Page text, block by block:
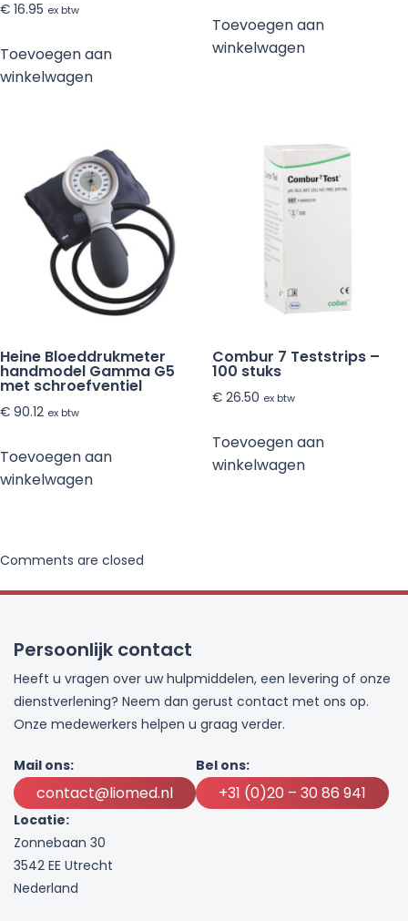
€ 16.95 ex btw
Toevoegen aan
winkelwagen
Toevoegen aan
winkelwagen
Heine Bloeddrukmeter
handmodel Gamma G5
met schroefventiel
€ 90.12 ex btw
Toevoegen aan
winkelwagen
Combur 7 Teststrips –
100 stuks
€26.50 ex btw
Toevoegen aan
winkelwagen
Comments are closed
Persoonlijk contact
Heeft u vragen over uw hulpmiddelen, een levering of onze
dienstverlening? Neem dan gerust contact met ons op.
Onze medewerkers helpen u graag verder.
Mail ons:
contact@liomed.nl
Bel ons:
+31 (0)20 – 30 86 941
Locatie:
Zonnebaan 30
3542 EE Utrecht
Nederland